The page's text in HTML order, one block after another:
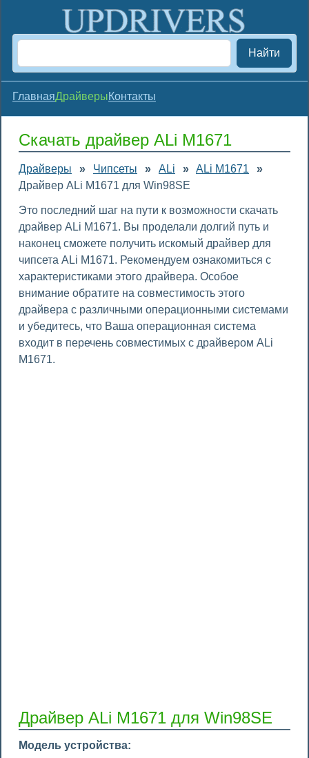
Найти
ГлавнаяДрайверыКонтакты
Скачать драйвер ALi M1671
Драйверы » Чипсеты » ALi » ALi M1671
»
Драйвер ALi M1671 для Win98SE
Это последний шаг на пути к возможности скачать
драйвер ALi M1671. Вы проделали долгий путь и
наконец сможете получить искомый драйвер для
чипсета ALi M1671. Рекомендуем ознакомиться с
характеристиками этого драйвера. Особое
внимание обратите на совместимость этого
драйвера с различными операционными системами
и убедитесь, что Ваша операционная система
входит в перечень совместимых с драйвером ALi
M1671.
Драйвер ALi M1671 для Win98SE
Модель устройства: